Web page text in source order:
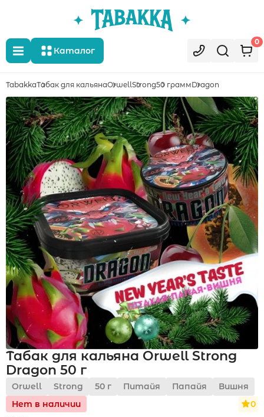
Каталог
0
Акции
Укр
TabakkaТабак для кальянаOrwellStrong50 граммDragon
Табак для кальяна Orwell Strong
Dragon 50 г
Orwell Strong 50 г Питайя Папайя
Вишня
Нет в наличии
0